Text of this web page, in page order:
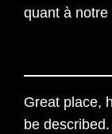
quant à
Great place,
be